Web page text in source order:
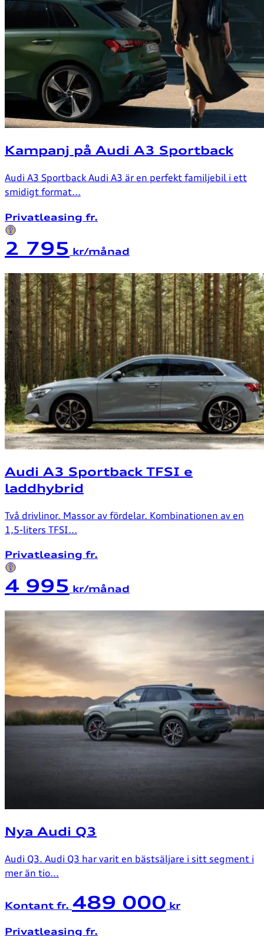
Kampanj på Audi A3 Sportback
Audi A3 Sportback Audi A3 är en perfekt familjebil i ett
smidigt format...
Privatleasing fr.
2 795 kr/månad
Audi A3 Sportback TFSI e
laddhybrid
Två drivlinor. Massor av fördelar. Kombinationen av en
1,5-liters TFSI...
Privatleasing fr.
4 995 kr/månad
Nya Audi Q3
Audi Q3. Audi Q3 har varit en bästsäljare i sitt segment i
mer än tio...
Kontant fr. 489 000 kr
Privatleasing fr.